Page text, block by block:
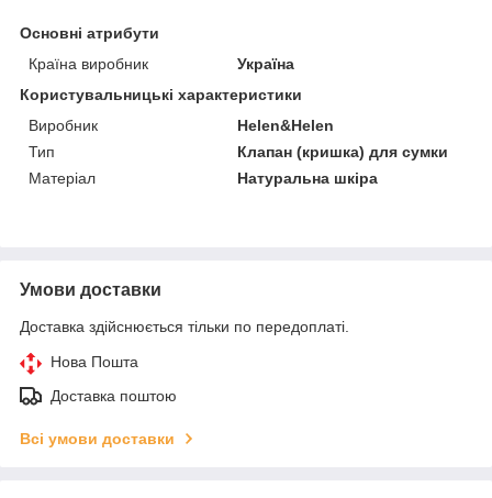
Основні атрибути
Країна виробник
Україна
Користувальницькі характеристики
Виробник
Helen&Helen
Тип
Клапан (кришка) для сумки
Матеріал
Натуральна шкіра
Умови доставки
Доставка здійснюється тільки по передоплаті.
Нова Пошта
Доставка поштою
Всі умови доставки